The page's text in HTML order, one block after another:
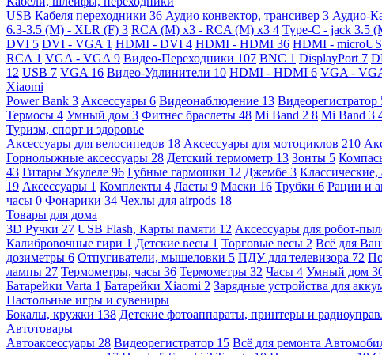
USB Кабеля переходники 36 Аудио конвектор, трансивер 3 Аудио-
6.3-3.5 (M) - XLR (F) 3 RCA (M) x3 - RCA (M) x3 4 Type-C - jack 3.5
DVI 5 DVI - VGA 1 HDMI - DVI 4 HDMI - HDMI 36 HDMI -
RCA 1 VGA - VGA 9 Видео-Переходники 107 BNC 1 DisplayPort 7
12 USB 7 VGA 16 Видео-Удлинители 10 HDMI - HDMI 6 VGA -
Xiaomi
Power Bank 3 Аксессуары 6 Видеонаблюдение 13 Видеорегистратор
Термосы 4 Умный дом 3 Фитнес браслеты 48 Mi Band 2 8 Mi Band 3
Туризм, спорт и здоровье
Аксессуары для велосипедов 18 Аксессуары для мотоциклов 210
Горнолыжные аксессуары 28 Детский термометр 13 Зонты 5
43 Гитары Укулеле 96 Губные гармошки 12 Джембе 3 Классические,
19 Аксессуары 1 Комплекты 4 Ласты 9 Маски 16 Трубки 6 Рации и
часы 0 Фонарики 34 Чехлы для airpods 18
Товары для дома
3D Ручки 27 USB Flash, Карты памяти 12 Аксессуары для робот-
Калибровочные гири 1 Детские весы 1 Торговые весы 2 Всё для
дозиметры 6 Отпугиватели, мышеловки 5 ПДУ для телевизора 72
лампы 27 Термометры, часы 36 Термометры 32 Часы 4 Умный дом
Батарейки Varta 1 Батарейки Xiaomi 2 Зарядные устройства для
Настольные игры и сувениры
Бокалы, кружки 138 Детские фотоаппараты, принтеры и
Автотовары
Автоаксессуары 28 Видеорегистратор 15 Всё для ремонта